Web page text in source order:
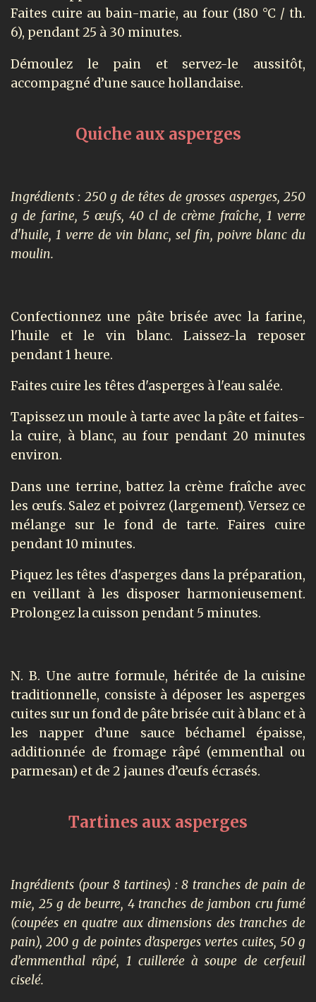
Faites cuire au bain-marie, au four (180 °C / th.
6), pendant 25 à 30 minutes.
Démoulez le pain et servez-le aussitôt,
accompagné d’une sauce hollandaise.
Quiche aux asperges
Ingrédients : 250 g de têtes de grosses asperges, 250
g de farine, 5 œufs, 40 cl de crème fraîche, 1 verre
d'huile, 1 verre de vin blanc, sel fin, poivre blanc du
moulin.
Confectionnez une pâte brisée avec la farine,
l'huile et le vin blanc. Laissez-la reposer
pendant 1 heure.
Faites cuire les têtes d'asperges à l'eau salée.
Tapissez un moule à tarte avec la pâte et faites-
la cuire, à blanc, au four pendant 20 minutes
environ.
Dans une terrine, battez la crème fraîche avec
les œufs. Salez et poivrez (largement). Versez ce
mélange sur le fond de tarte. Faires cuire
pendant 10 minutes.
Piquez les têtes d'asperges dans la préparation,
en veillant à les disposer harmonieusement.
Prolongez la cuisson pendant 5 minutes.
N. B. Une autre formule, héritée de la cuisine
traditionnelle, consiste à déposer les asperges
cuites sur un fond de pâte brisée cuit à blanc et à
les napper d’une sauce béchamel épaisse,
additionnée de fromage râpé (emmenthal ou
parmesan) et de 2 jaunes d’œufs écrasés.
Tartines aux asperges
Ingrédients (pour 8 tartines) : 8 tranches de pain de
mie, 25 g de beurre, 4 tranches de jambon cru fumé
(coupées en quatre aux dimensions des tranches de
pain), 200 g de pointes d’asperges vertes cuites, 50 g
d’emmenthal râpé, 1 cuillerée à soupe de cerfeuil
ciselé.